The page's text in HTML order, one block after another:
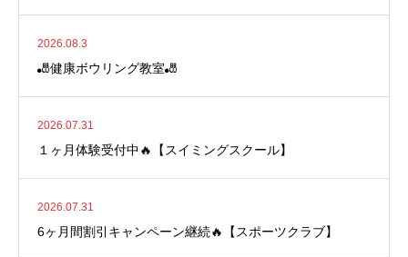
2026.08.3
🎳健康ボウリング教室🎳
2026.07.31
１ヶ月体験受付中🔥【スイミングスクール】
2026.07.31
6ヶ月間割引キャンペーン継続🔥【スポーツクラブ】